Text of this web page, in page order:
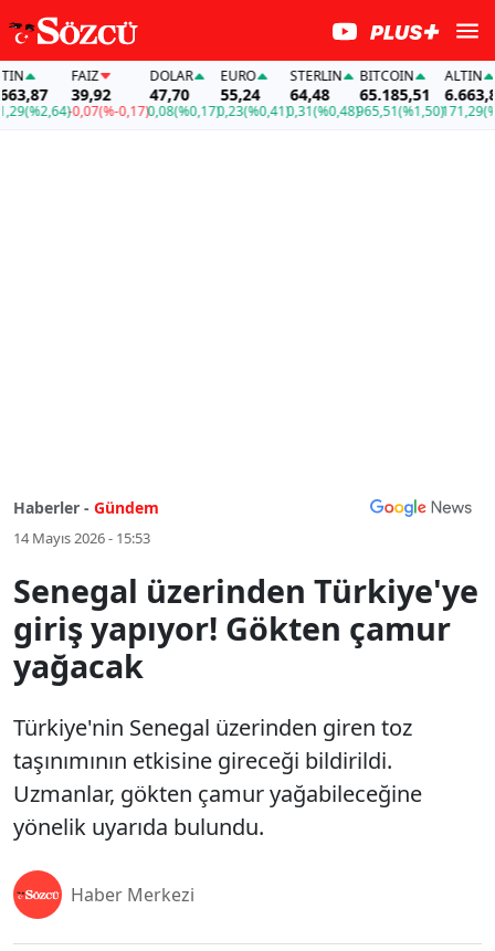
(%2,64)
FAİZ
39,92
-0,07(%-0,17)
DOLAR
47,70
0,08(%0,17)
EURO
55,24
0,23(%0,41)
STERLIN
64,48
0,31(%0,48)
BITCOIN
65.185,51
965,51(%1,50)
ALTIN
6.663,87
171,29
Haberler - Gündem
14 Mayıs 2026 - 15:53
Senegal üzerinden Türkiye'ye
giriş yapıyor! Gökten çamur
yağacak
Türkiye'nin Senegal üzerinden giren toz
taşınımının etkisine gireceği bildirildi.
Uzmanlar, gökten çamur yağabileceğine
yönelik uyarıda bulundu.
Haber Merkezi